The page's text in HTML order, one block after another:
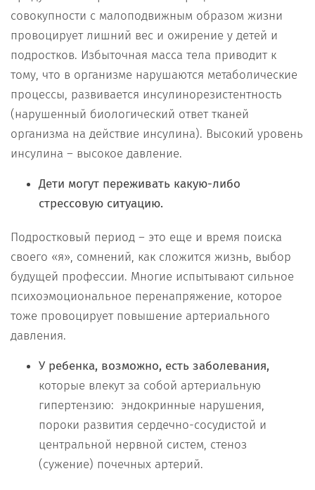
совокупности с малоподвижным образом жизни
провоцирует лишний вес и ожирение у детей и
подростков. Избыточная масса тела приводит к
тому, что в организме нарушаются метаболические
процессы, развивается инсулинорезистентность
(нарушенный биологический ответ тканей
организма на действие инсулина). Высокий уровень
инсулина – высокое давление.
Дети могут переживать какую-либо
стрессовую ситуацию.
Подростковый период – это еще и время поиска
своего «я», сомнений, как сложится жизнь, выбор
будущей профессии. Многие испытывают сильное
психоэмоциональное перенапряжение, которое
тоже провоцирует повышение артериального
давления.
У ребенка, возможно, есть заболевания,
которые влекут за собой артериальную
гипертензию: эндокринные нарушения,
пороки развития сердечно-сосудистой и
центральной нервной систем, стеноз
(сужение) почечных артерий.